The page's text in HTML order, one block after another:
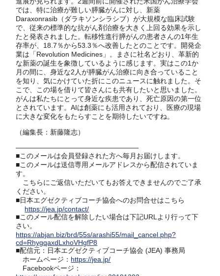
では、特に治療が難しい膵臓がんに対し、新薬
Daraxonrasib（ダラキソンシラシブ）が大規模な臨床試験
で、従来の標準的な抗がん剤治療を大きく上回る効果を示し
たと発表されました。転移性進行膵がんの患者さんの1年生
存率が、18.7％から53.3％へ改善したとのことです。開発企
業は「Revolution Medicines」。まさに社名どおり、革新的
な新薬の誕生を象徴しているように感じます。実はこの1か
月の間に、身近な2人が膵臓がん治療に向き合っていること
を知り、気にかけていた折にこのニュースに触れました。そ
こで、この場を借りて皆さんにも共有したいと思いました。
がんは私たちにとって身近な疾患であり、死亡原因の第一位
とされています。AIは創薬にも活用されており、医療の現場
に大きな変化をもたらすことを期待したいですね。
（編集長：新藤隆志）
─────────────────────────
■このメールは会員登録された方へ毎月お届けします。
■このメールは送信専用メールアドレスから配信されていま
す。
こちらにご返信いただいてもお答えできませんのでご了承
ください。
■日本エグゼクティブコーチ協会へのお問合せはこちら
https://jea.jp/contact/
■このメール配信を解除したい場合は下記URLより行って下
さい。
https://abjan.biz/brd/55s/arashi55/mail_cancel.php?
cd=RhygqaxdLxhoVHgfP8
■配信元：日本エグゼクティブコーチ協会 (JEA) 事務局
ホームページ： https://jea.jp/
Facebookページ：